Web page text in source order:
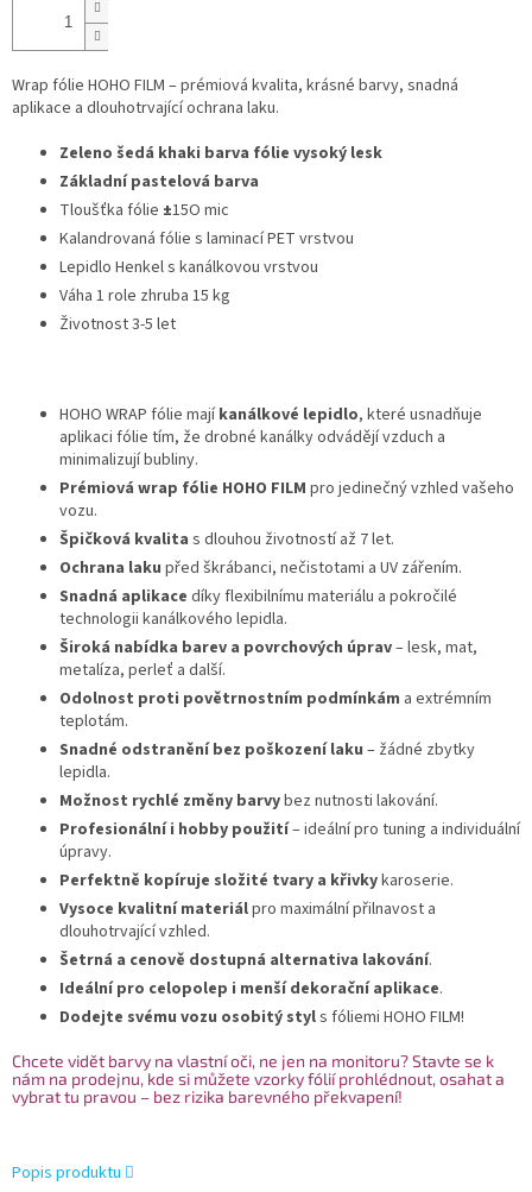
Wrap fólie HOHO FILM – prémiová kvalita, krásné barvy, snadná
aplikace a dlouhotrvající ochrana laku.
Zeleno šedá khaki barva fólie vysoký lesk
Základní pastelová barva
Tloušťka fólie ±15O mic
Kalandrovaná fólie s laminací PET vrstvou
Lepidlo Henkel s kanálkovou vrstvou
Váha 1 role zhruba 15 kg
Životnost 3-5 let
HOHO WRAP fólie majíkanálkové lepidlo, které usnadňuje
aplikaci fólie tím, že drobné kanálky odvádějí vzduch a
minimalizují bubliny.
Prémiová wrap fólie HOHO FILM pro jedinečný vzhled vašeho
vozu.
Špičková kvalita s dlouhou životností až 7 let.
Ochrana laku před škrábanci, nečistotami a UV zářením.
Snadná aplikace díky flexibilnímu materiálu a pokročilé
technologii kanálkového lepidla.
Široká nabídka barev a povrchových úprav– lesk, mat,
metalíza, perleť a další.
Odolnost proti povětrnostním podmínkám a extrémním
teplotám.
Snadné odstranění bez poškození laku – žádné zbytky
lepidla.
Možnost rychlé změny barvybez nutnosti lakování.
Profesionální i hobby použití– ideální pro tuning a individuální
úpravy.
Perfektně kopíruje složité tvary a křivkykaroserie.
Vysoce kvalitní materiálpro maximální přilnavost a
dlouhotrvající vzhled.
Šetrná a cenově dostupná alternativa lakování.
Ideální pro celopolep i menší dekorační aplikace.
Dodejte svému vozu osobitý styls fóliemi HOHO FILM!
Chcete vidět barvy na vlastní oči, ne jen na monitoru? Stavte se k
nám na prodejnu, kde si můžete vzorky fólií prohlédnout, osahat a
vybrat tu pravou – bez rizika barevného překvapení!
Popis produktu